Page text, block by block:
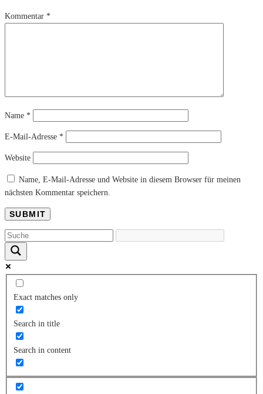
Kommentar *
Name *
E-Mail-Adresse *
Website
Name, E-Mail-Adresse und Website in diesem Browser für meinen
nächsten Kommentar speichern.
Exact matches only
Search in title
Search in content